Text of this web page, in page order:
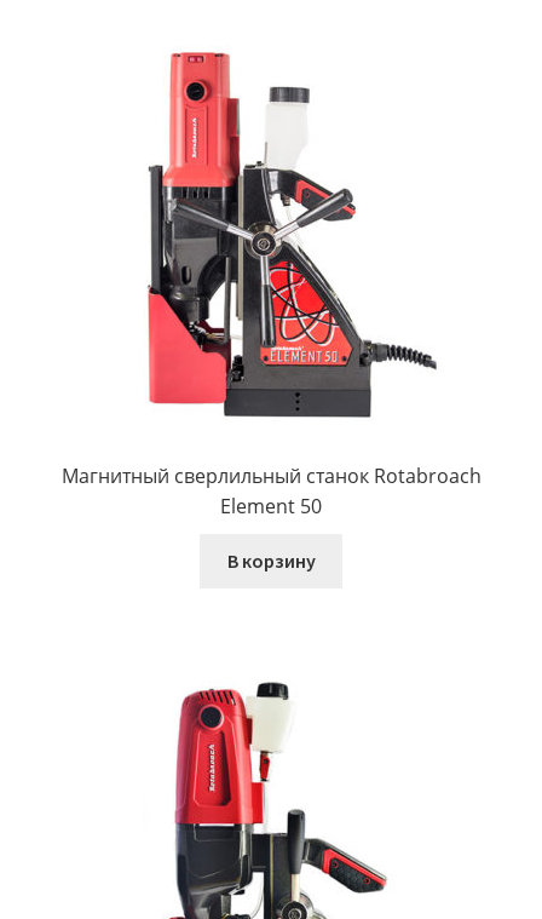
Магнитный сверлильный станок Rotabroach
Element 50
В корзину